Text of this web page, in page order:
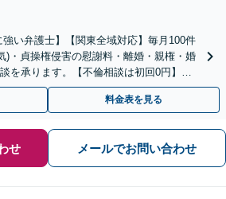
強い弁護士】【関東全域対応】毎月100件
を承ります。【不倫相談は初回0円】
可/来所不要】
料金表を見る
せ メールでお問い合わせ